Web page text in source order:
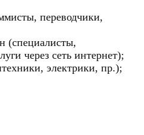
переводчики,
(специалисты,
через сеть интернет);
электрики, пр.);